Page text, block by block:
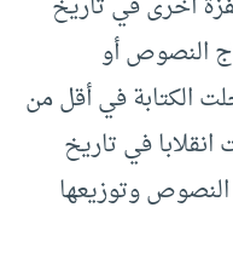
النصوص أو
الكتابة في أقل من
في تاريخ
وتوزيعها